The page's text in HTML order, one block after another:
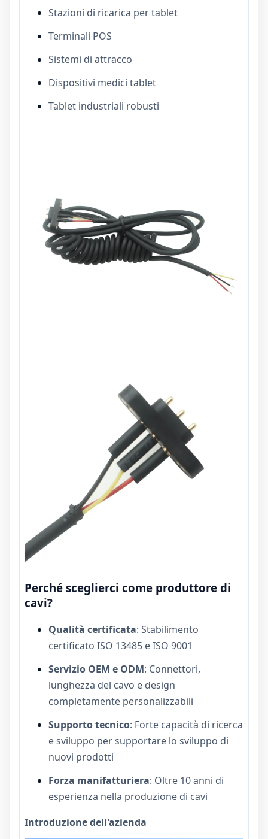
Stazioni di ricarica per tablet
Terminali POS
Sistemi di attracco
Dispositivi medici tablet
Tablet industriali robusti
Perché sceglierci come produttore di
cavi?
Qualità certificata: Stabilimento
certificato ISO 13485 e ISO 9001
Servizio OEM e ODM: Connettori,
lunghezza del cavo e design
completamente personalizzabili
Supporto tecnico: Forte capacità di ricerca
e sviluppo per supportare lo sviluppo di
nuovi prodotti
Forza manifatturiera: Oltre 10 anni di
esperienza nella produzione di cavi
Introduzione dell'azienda